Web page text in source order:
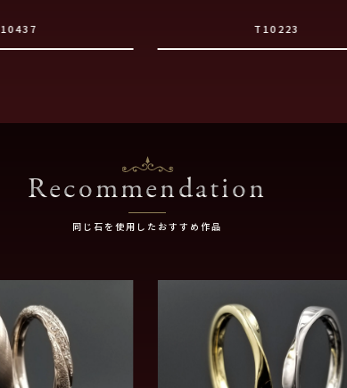
T10223
Recommendation
同じ石を使用したおすすめ作品